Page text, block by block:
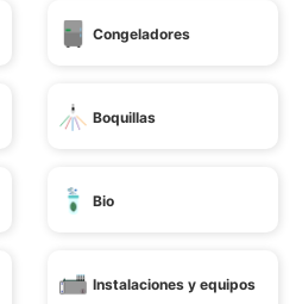
Congeladores
Boquillas
Bio
Instalaciones y equipos